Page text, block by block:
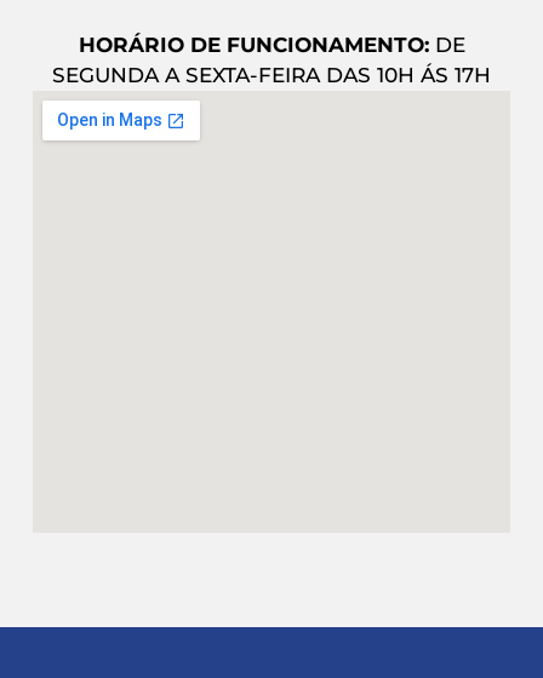
HORÁRIO DE FUNCIONAMENTO:DE
SEGUNDA A SEXTA-FEIRA DAS 10H ÁS 17H